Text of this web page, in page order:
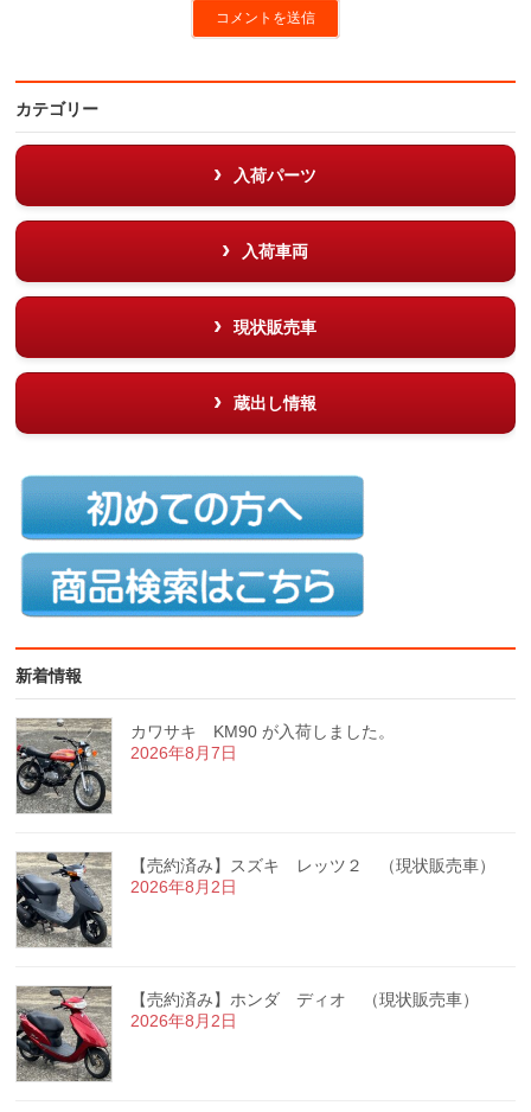
カテゴリー
入荷パーツ
入荷車両
現状販売車
蔵出し情報
新着情報
カワサキ KM90 が入荷しました。
2026年8月7日
【売約済み】スズキ レッツ２ （現状販売車）
2026年8月2日
【売約済み】ホンダ ディオ （現状販売車）
2026年8月2日